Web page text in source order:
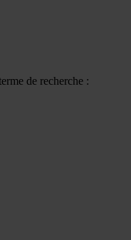
de recherche :